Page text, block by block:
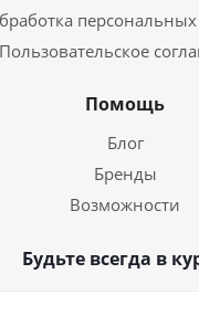
Пользовательское
Помощь
Блог
Бренды
Возможности
Будьте всегда в